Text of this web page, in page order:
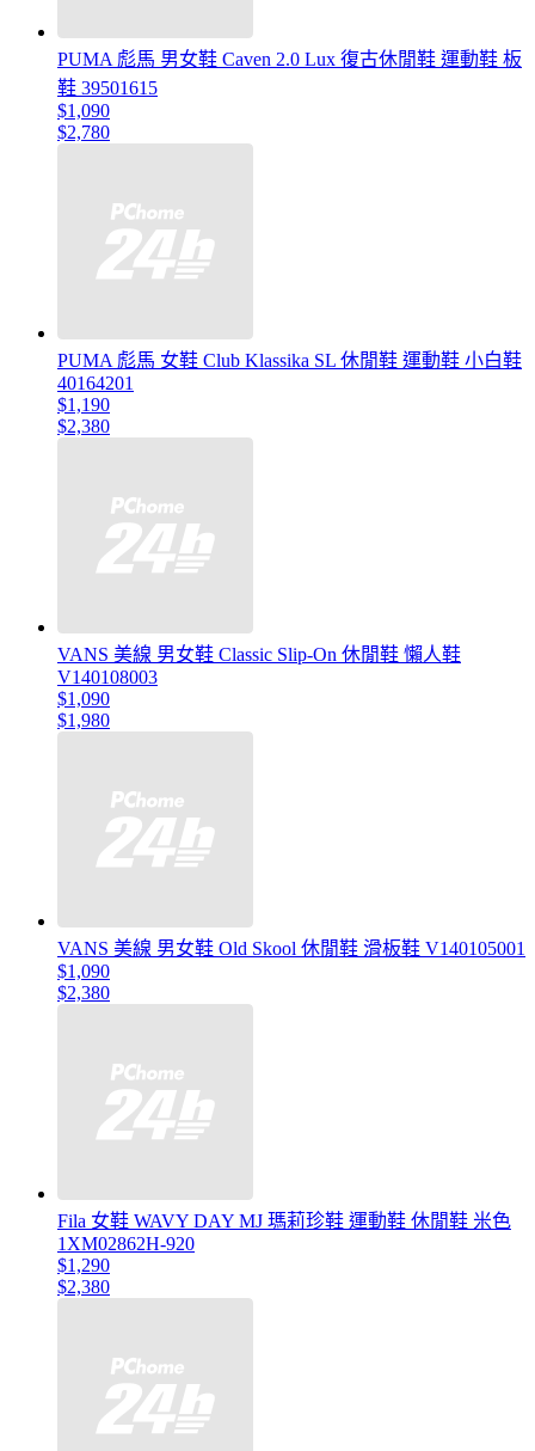
PUMA 彪馬 男女鞋 Caven 2.0 Lux 復古休閒鞋 運動鞋 板
鞋 39501615
$1,090
$2,780
PUMA 彪馬 女鞋 Club Klassika SL 休閒鞋 運動鞋 小白鞋
40164201
$1,190
$2,380
VANS 美線 男女鞋 Classic Slip-On 休閒鞋 懶人鞋
V140108003
$1,090
$1,980
VANS 美線 男女鞋 Old Skool 休閒鞋 滑板鞋 V140105001
$1,090
$2,380
Fila 女鞋 WAVY DAY MJ 瑪莉珍鞋 運動鞋 休閒鞋 米色
1XM02862H-920
$1,290
$2,380